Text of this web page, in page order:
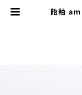
飴釉